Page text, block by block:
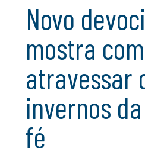
Novo
mostra
atravessar
invernos
fé